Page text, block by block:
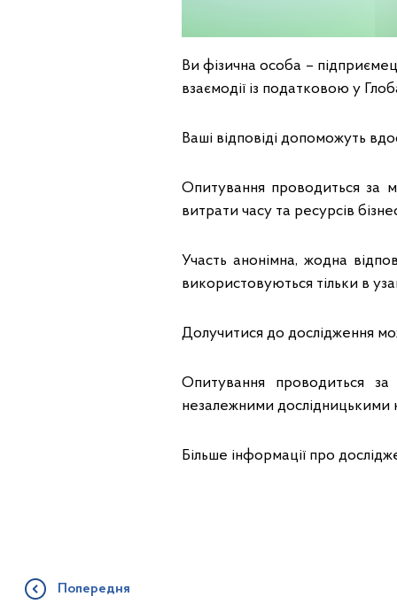
Ви фізична особа –
взаємодії із податковою у
Ваші відповіді допоможуть
Опитування проводиться за
витрати часу та ресурсів
Участь анонімна, жодна
використовуються тільки в
Долучитися до дослідження
Опитування проводиться
незалежними
Більше інформації про
Попередня